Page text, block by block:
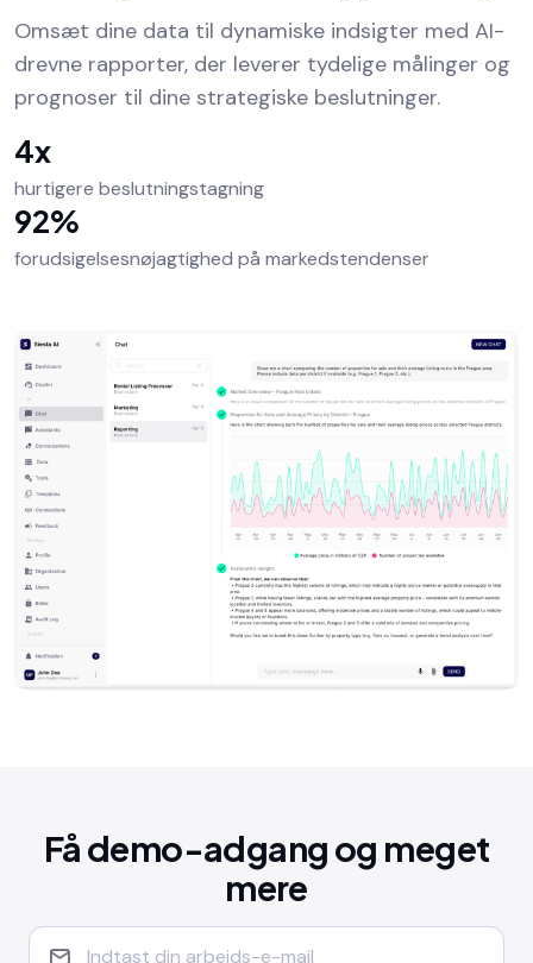
Omsæt dine data til dynamiske indsigter med AI-
drevne rapporter, der leverer tydelige målinger og
prognoser til dine strategiske beslutninger.
4x
hurtigere beslutningstagning
92%
forudsigelsesnøjagtighed på markedstendenser
Få demo-adgang og meget
mere